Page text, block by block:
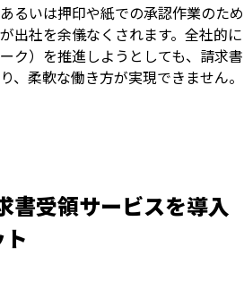
るいは押印や紙での承認作業のため
出社を余儀なくされます。全社的に
ク）を推進しようとしても、請求書
、柔軟な働き方が実現できません。
書受領サービスを導入